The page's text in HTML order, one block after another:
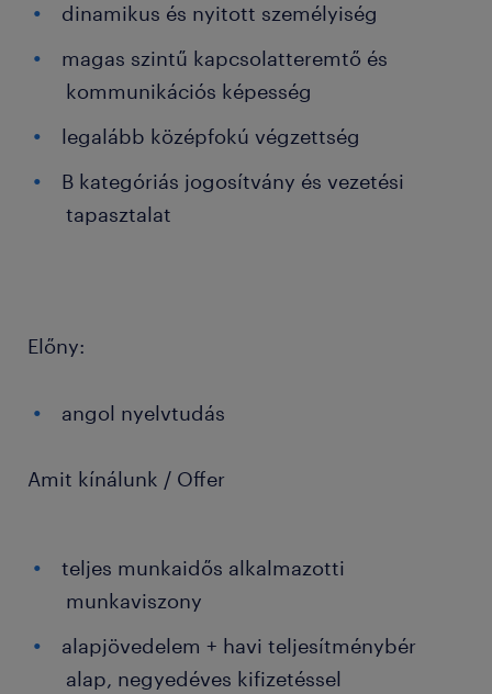
dinamikus és nyitott személyiség
magas szintű kapcsolatteremtő és
kommunikációs képesség
legalább középfokú végzettség
B kategóriás jogosítvány és vezetési
tapasztalat
Előny:
angol nyelvtudás
Amit kínálunk / Offer
teljes munkaidős alkalmazotti
munkaviszony
alapjövedelem + havi teljesítménybér
alap, negyedéves kifizetéssel